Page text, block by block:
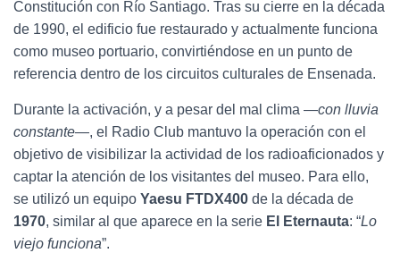
Constitución con Río Santiago. Tras su cierre en la década
de 1990, el edificio fue restaurado y actualmente funciona
como museo portuario, convirtiéndose en un punto de
referencia dentro de los circuitos culturales de Ensenada.
Durante la activación, y a pesar del mal clima —con lluvia
constante—, el Radio Club mantuvo la operación con el
objetivo de visibilizar la actividad de los radioaficionados y
captar la atención de los visitantes del museo. Para ello,
se utilizó un equipo Yaesu FTDX400 de la década de
1970, similar al que aparece en la serie El Eternauta: “Lo
viejo funciona”.